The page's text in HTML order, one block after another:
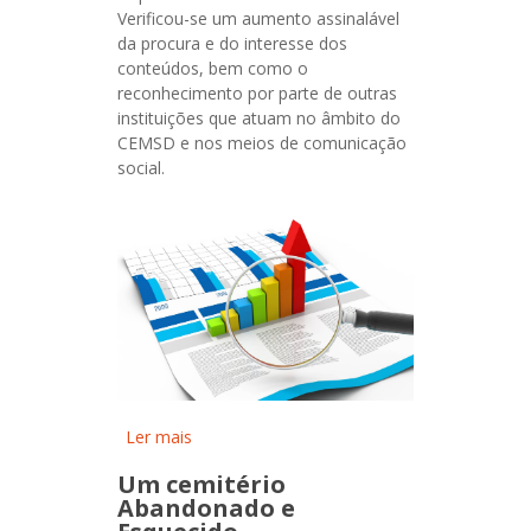
Verificou-se um aumento assinalável
da procura e do interesse dos
conteúdos, bem como o
reconhecimento por parte de outras
instituições que atuam no âmbito do
CEMSD e nos meios de comunicação
social.
Ler mais
Um cemitério
Abandonado e